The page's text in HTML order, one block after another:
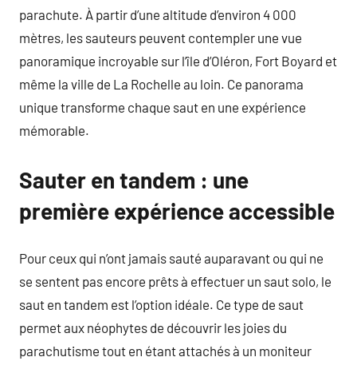
parachute. À partir d’une altitude d’environ 4 000
mètres, les sauteurs peuvent contempler une vue
panoramique incroyable sur l’île d’Oléron, Fort Boyard et
même la ville de La Rochelle au loin. Ce panorama
unique transforme chaque saut en une expérience
mémorable.
Sauter en tandem : une
première expérience accessible
Pour ceux qui n’ont jamais sauté auparavant ou qui ne
se sentent pas encore prêts à effectuer un saut solo, le
saut en tandem est l’option idéale. Ce type de saut
permet aux néophytes de découvrir les joies du
parachutisme tout en étant attachés à un moniteur